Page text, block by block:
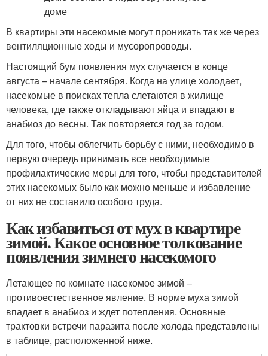
В квартиры эти насекомые могут проникать так же через
вентиляционные ходы и мусоропроводы.
Настоящий бум появления мух случается в конце
августа – начале сентября. Когда на улице холодает,
насекомые в поисках тепла слетаются в жилище
человека, где также откладывают яйца и впадают в
анабиоз до весны. Так повторяется год за годом.
Для того, чтобы облегчить борьбу с ними, необходимо в
первую очередь принимать все необходимые
профилактические меры для того, чтобы представителей
этих насекомых было как можно меньше и избавление
от них не составило особого труда.
Как избавиться от мух в квартире
зимой. Какое основное толкование
появления зимнего насекомого
Летающее по комнате насекомое зимой –
противоестественное явление. В норме муха зимой
впадает в анабиоз и ждет потепления. Основные
трактовки встречи паразита после холода представлены
в таблице, расположенной ниже.